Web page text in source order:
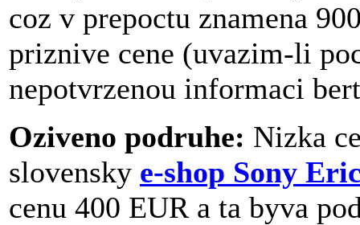
coz v prepoctu znamena
priznive cene (uvazim-li
nepotvrzenou informaci
Oziveno podruhe: Nizka
slovensky e-shop Sony
cenu 400 EUR a ta byva